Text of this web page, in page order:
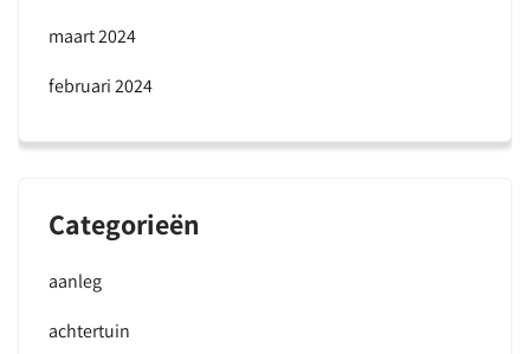
maart 2024
februari 2024
Categorieën
aanleg
achtertuin